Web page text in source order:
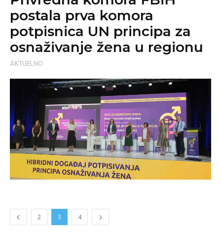
postala prva komora
potpisnica UN principa za
osnaživanje žena u regionu
AKTUELNO
2 3 4